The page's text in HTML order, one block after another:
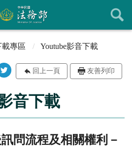
載專區 Youtube影音下載
回上一頁 友善列印
音下載
問流程及相關權利－